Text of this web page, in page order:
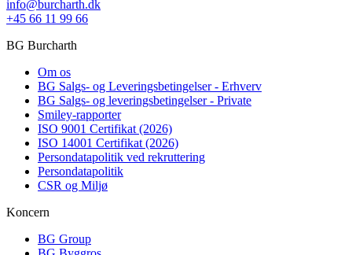
info@burcharth.dk
+45 66 11 99 66
BG Burcharth
Om os
BG Salgs- og Leveringsbetingelser - Erhverv
BG Salgs- og leveringsbetingelser - Private
Smiley-rapporter
ISO 9001 Certifikat (2026)
ISO 14001 Certifikat (2026)
Persondatapolitik ved rekruttering
Persondatapolitik
CSR og Miljø
Koncern
BG Group